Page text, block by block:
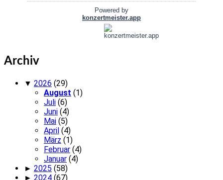
Archiv
▼ 2026 (29)
August (1)
Juli (6)
Juni (4)
Mai (5)
April (4)
März (1)
Februar (4)
Januar (4)
► 2025 (58)
► 2024 (67)